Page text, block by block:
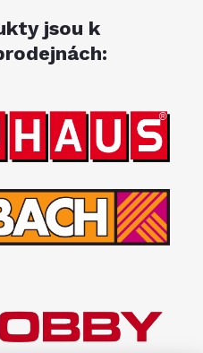
jsou k